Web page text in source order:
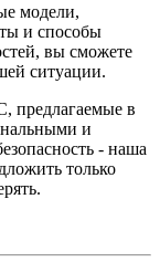
модели,
и способы
вы сможете
ситуации.
предлагаемые в
и
- наша
только